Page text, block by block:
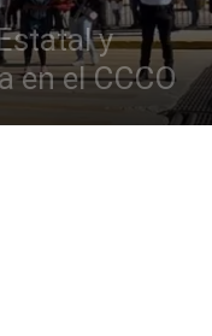
y
en el CCCO